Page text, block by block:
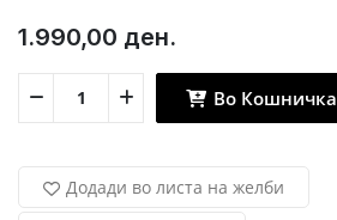
1.990,00 ден.
Во Кошничка
Додади во листа на желби